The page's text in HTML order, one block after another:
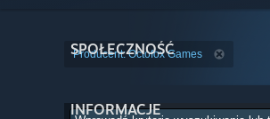
SPOŁECZNOŚĆ
INFORMACJE
Producent: Octofox Games